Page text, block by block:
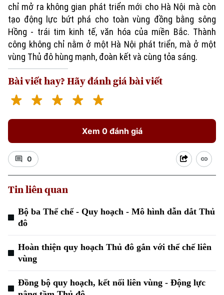
Chuyên mục
Thời sự
Hà Nội
Chính trị
Xã hội
An ninh trật tự
Công nghệ
Hà Nội
Khoảnh khắc Hà Nội
Ẩm thực
Tin tức
Quân sự
Người Việt 4 phương
Kinh tế
Tài chính Ngân hàng
Doanh nghiệp
Nhà đất
Tin tức
Căn hộ
Đất đai
Tàu và Xe
Tàu
Xe máy
Tin tức
Tuyển sinh
chỉ mở ra không gian phát triển mới cho Hà Nội mà còn
tạo động lực bứt phá cho toàn vùng đồng bằng sông
Hồng - trái tim kinh tế, văn hóa của miền Bắc. Thành
công không chỉ nằm ở một Hà Nội phát triển, mà ở một
vùng Thủ đô hùng mạnh, đoàn kết và cùng tỏa sáng.
Bài viết hay? Hãy đánh giá bài viết
Xem 0 đánh giá
0
Tin liên quan
Bộ ba Thể chế - Quy hoạch - Mô hình dẫn dắt Thủ
đô
Hoàn thiện quy hoạch Thủ đô gắn với thể chế liên
vùng
Đồng bộ quy hoạch, kết nối liên vùng - Động lực